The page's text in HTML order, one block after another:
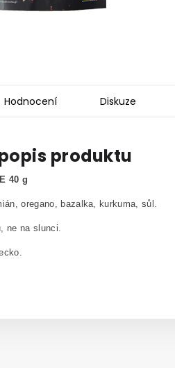
Hodnocení Diskuze
produktu
40 g
oregano, bazalka, kurkuma, sůl.
ne na slunci.